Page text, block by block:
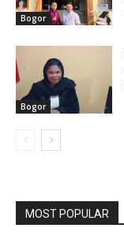
Bogor
Bogor
MOST POPULAR